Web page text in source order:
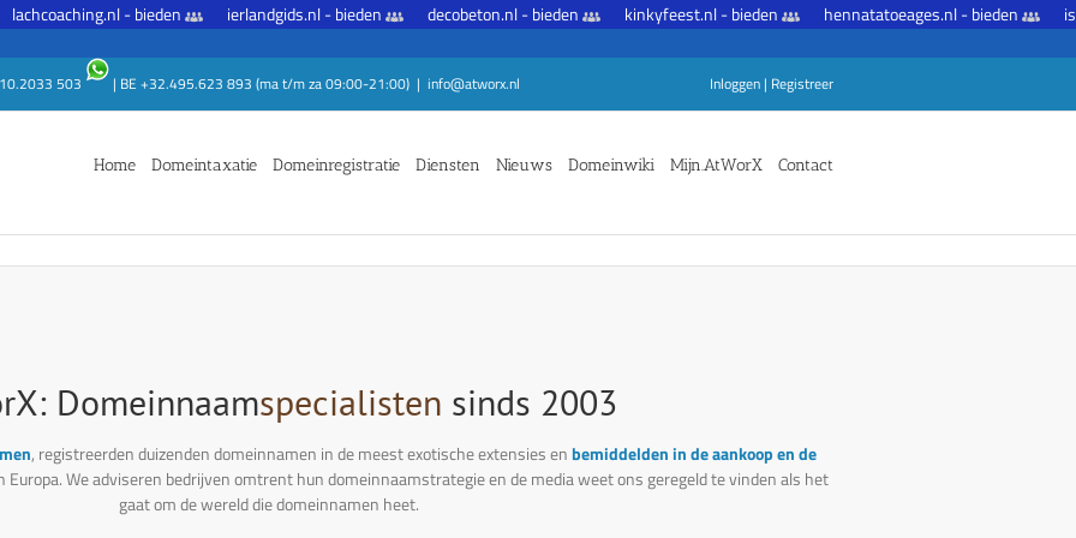
- bieden ierlandgids.nl - bieden decobeton.nl - bieden kinkyfeest.nl - bieden hennatatoeages.nl - bieden
503 | BE +32.495.623 893 (ma t/m za 09:00-21:00) | info@atworx.nl Inloggen | Registreer
Home Domeintaxatie Domeinregistratie Diensten Nieuws Domeinwiki Mijn.AtWorX Contact
Domeinnaamspecialisten sinds 2003
, registreerden duizenden domeinnamen in de meest exotische extensies enbemiddelden in de aankoop en de
Europa. We adviseren bedrijven omtrent hun domeinnaamstrategie en de media weet ons geregeld te vinden als het
gaat om de wereld die domeinnamen heet.